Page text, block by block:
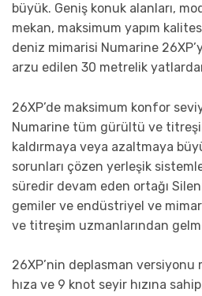
büyük. Geniş konuk alanları,
mekan, maksimum yapım
deniz mimarisi Numarine
arzu edilen 30 metrelik
26XP’de maksimum konfor
Numarine tüm gürültü ve
kaldırmaya veya azaltmaya
sorunları çözen yerleşik
süredir devam eden ortağı
gemiler ve endüstriyel ve
ve titreşim uzmanlarından
26XP’nin deplasman versiyonu
hıza ve 9 knot seyir hızına